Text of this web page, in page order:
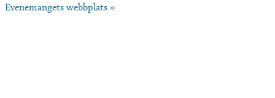
Evenemangets webbplats »